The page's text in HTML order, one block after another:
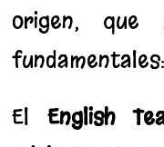
origen, que
fundamentales:
El English